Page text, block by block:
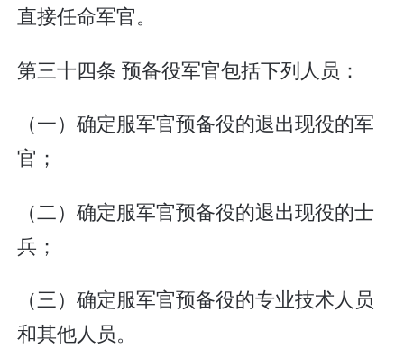
直接任命军官。
第三十四条 预备役军官包括下列人员：
（一）确定服军官预备役的退出现役的军
官；
（二）确定服军官预备役的退出现役的士
兵；
（三）确定服军官预备役的专业技术人员
和其他人员。